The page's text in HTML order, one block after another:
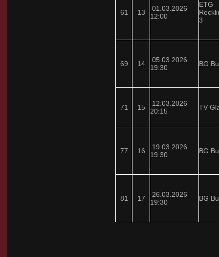
61 13
01.03.2026
12:00
ETG
3
69 14
05.03.2026
19:30
BG
71 15
12.03.2026
20:15
TV
77 16
19.03.2026
19:30
BG
81 17
26.03.2026
19:30
BG